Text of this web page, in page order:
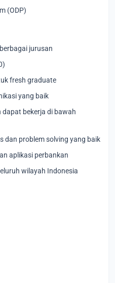
(ODP)
jurusan
fresh graduate
yang baik
dapat bekerja di bawah
dan problem solving yang baik
aplikasi perbankan
wilayah Indonesia